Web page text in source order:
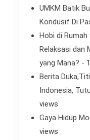
UMKM Batik
Kondusif Di
Hobi di
Relaksasi dan
yang Mana? -
Berita
Indonesia,
views
Gaya Hidup
views